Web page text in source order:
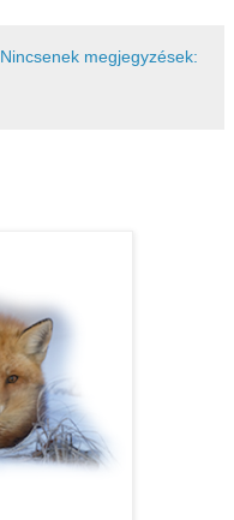
Nincsenek megjegyzések: